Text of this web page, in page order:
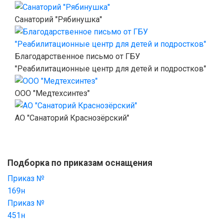
Санаторий "Рябинушка"
Благодарственное письмо от ГБУ
"Реабилитационные центр для детей и подростков"
ООО "Медтехсинтез"
АО "Санаторий Краснозёрский"
Подборка по приказам оснащения
Приказ №
169н
Приказ №
451н